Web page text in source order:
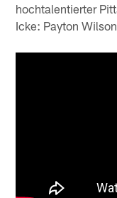
hochtalentierter
Icke: Payton